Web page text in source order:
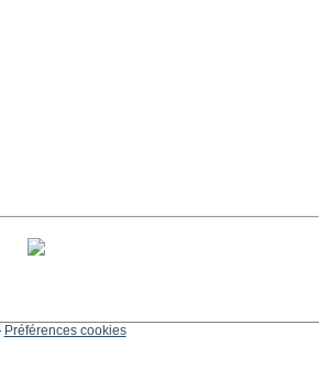
Préférences cookies